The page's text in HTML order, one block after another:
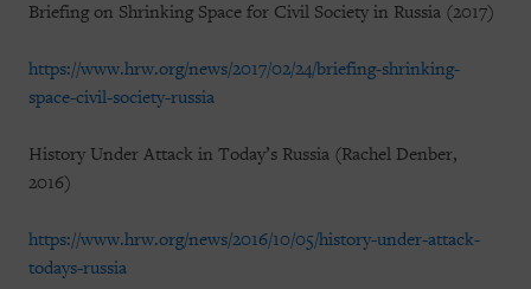
Briefing on Shrinking Space for Civil Society in Russia (2017)
https://www.hrw.org/news/2017/02/24/briefing-shrinking-
space-civil-society-russia
History Under Attack in Today’s Russia (Rachel Denber,
2016)
https://www.hrw.org/news/2016/10/05/history-under-attack-
todays-russia